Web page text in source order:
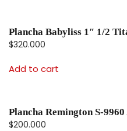
Plancha Babyliss 1″ 1/2
$320.000
Add to cart
Plancha Remington S-9960
$200.000